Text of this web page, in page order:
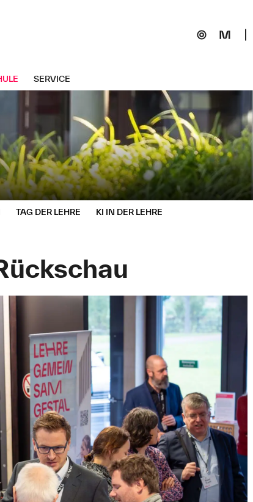
SERVICE
TAG DER LEHRE KI IN DER LEHRE